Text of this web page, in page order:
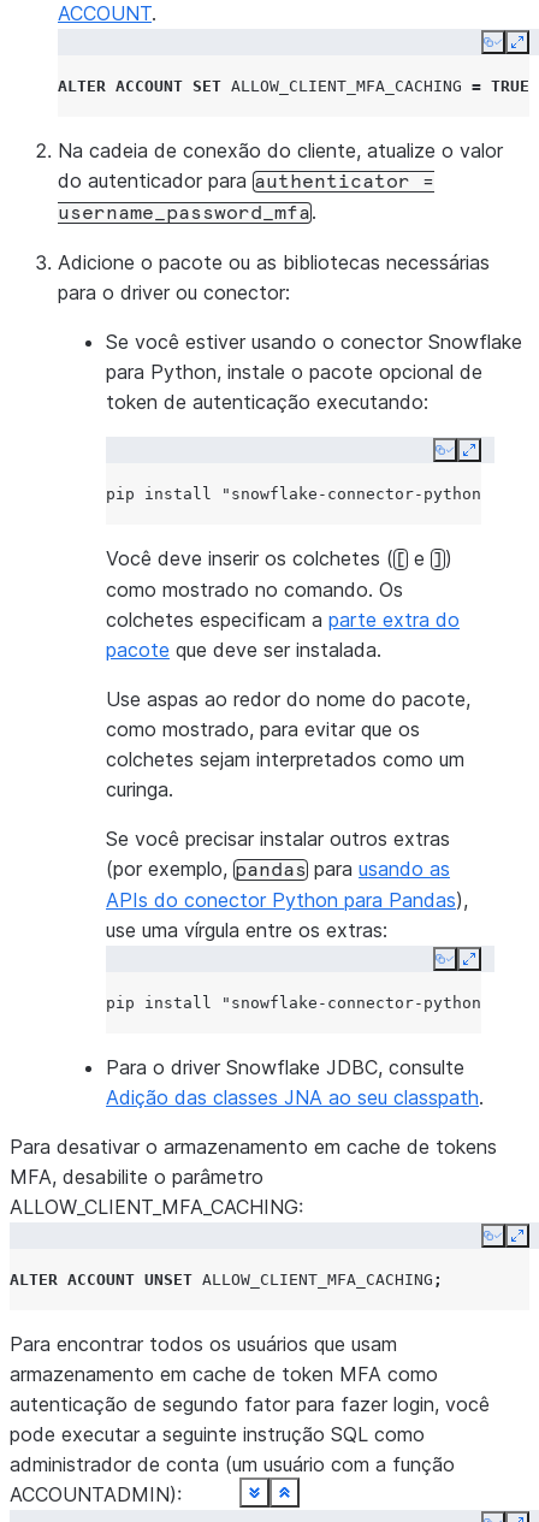
Show less
See moreShow less
See moreShow less
See moreShow less
See moreShow less
See moreShow less
See moreShow less
See moreShow less
See moreShow less
See more
ACCOUNT.
Copy
ALTER ACCOUNT SET ALLOW_CLIENT_MFA_CACHING = TRUE
Show less
See more
Na cadeia de conexão do cliente, atualize o valor
do autenticador para authenticator
=
username_password_mfa.
Adicione o pacote ou as bibliotecas necessárias
para o driver ou conector:
Se você estiver usando o conector Snowflake
para Python, instale o pacote opcional de
token de autenticação executando:
CopyExpand
pip install "snowflake-connector-
Show less
See more
Você deve inserir os colchetes ([ e ])
como mostrado no comando. Os
colchetes especificam a parte extra do
pacote que deve ser instalada.
Use aspas ao redor do nome do pacote,
como mostrado, para evitar que os
colchetes sejam interpretados como um
curinga.
Se você precisar instalar outros extras
(por exemplo, pandas para usando as
APIs do conector Python para Pandas),
use uma vírgula entre os extras:
CopyExpand
pip install "snowflake-connector-
Show less
See more
Para o driver Snowflake JDBC, consulte
Adição das classes JNA ao seu classpath.
Para desativar o armazenamento em cache de tokens
MFA, desabilite o parâmetro
ALLOW_CLIENT_MFA_CACHING:
Copy
ALTER ACCOUNT UNSET ALLOW_CLIENT_MFA_CACHING ;
Show less
See more
Para encontrar todos os usuários que usam
armazenamento em cache de token MFA como
autenticação de segundo fator para fazer login, você
pode executar a seguinte instrução SQL como
administrador de conta (um usuário com a função
ACCOUNTADMIN):
Show less
See moreShow less
See moreShow less
See moreShow less
See moreShow less
See more